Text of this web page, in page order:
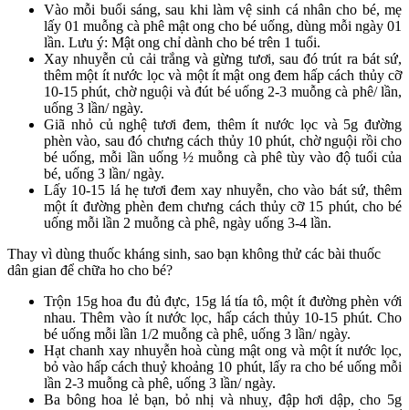
Vào mỗi buổi sáng, sau khi làm vệ sinh cá nhân cho bé, mẹ
lấy 01 muỗng cà phê mật ong cho bé uống, dùng mỗi ngày 01
lần. Lưu ý: Mật ong chỉ dành cho bé trên 1 tuổi.
Xay nhuyễn củ cải trắng và gừng tươi, sau đó trút ra bát sứ,
thêm một ít nước lọc và một ít mật ong đem hấp cách thủy cỡ
10-15 phút, chờ nguội và đút bé uống 2-3 muỗng cà phê/ lần,
uống 3 lần/ ngày.
Giã nhỏ củ nghệ tươi đem, thêm ít nước lọc và 5g đường
phèn vào, sau đó chưng cách thủy 10 phút, chờ nguội rồi cho
bé uống, mỗi lần uống ½ muỗng cà phê tùy vào độ tuổi của
bé, uống 3 lần/ ngày.
Lấy 10-15 lá hẹ tươi đem xay nhuyễn, cho vào bát sứ, thêm
một ít đường phèn đem chưng cách thủy cỡ 15 phút, cho bé
uống mỗi lần 2 muỗng cà phê, ngày uống 3-4 lần.
Thay vì dùng thuốc kháng sinh, sao bạn không thử các bài thuốc
dân gian để chữa ho cho bé?
Trộn 15g hoa đu đủ đực, 15g lá tía tô, một ít đường phèn với
nhau. Thêm vào ít nước lọc, hấp cách thủy 10-15 phút. Cho
bé uống mỗi lần 1/2 muỗng cà phê, uống 3 lần/ ngày.
Hạt chanh xay nhuyễn hoà cùng mật ong và một ít nước lọc,
bỏ vào hấp cách thuỷ khoảng 10 phút, lấy ra cho bé uống mỗi
lần 2-3 muỗng cà phê, uống 3 lần/ ngày.
Ba bông hoa lẻ bạn, bỏ nhị và nhuỵ, đập hơi dập, cho 5g